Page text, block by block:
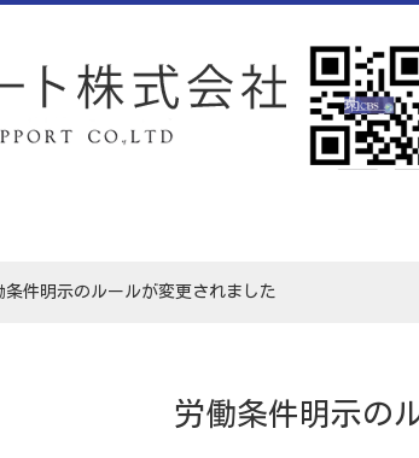
条件明示のルールが変更されました
労働条件明示の